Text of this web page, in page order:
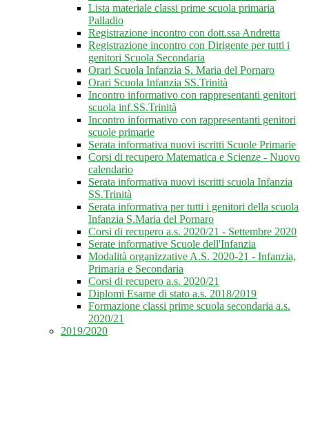
Lista materiale classi prime scuola primaria
Palladio
Registrazione incontro con dott.ssa Andretta
Registrazione incontro con Dirigente per tutti i
genitori Scuola Secondaria
Orari Scuola Infanzia S. Maria del Pornaro
Orari Scuola Infanzia SS.Trinità
Incontro informativo con rappresentanti genitori
scuola inf.SS.Trinità
Incontro informativo con rappresentanti genitori
scuole primarie
Serata informativa nuovi iscritti Scuole Primarie
Corsi di recupero Matematica e Scienze - Nuovo
calendario
Serata informativa nuovi iscritti scuola Infanzia
SS.Trinità
Serata informativa per tutti i genitori della scuola
Infanzia S.Maria del Pornaro
Corsi di recupero a.s. 2020/21 - Settembre 2020
Serate informative Scuole dell'Infanzia
Modalità organizzative A.S. 2020-21 - Infanzia,
Primaria e Secondaria
Corsi di recupero a.s. 2020/21
Diplomi Esame di stato a.s. 2018/2019
Formazione classi prime scuola secondaria a.s.
2020/21
2019/2020